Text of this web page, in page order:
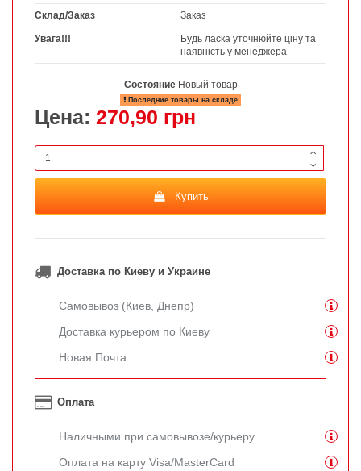
Склад/Заказ Заказ
Увага!!!
Будь ласка уточнюйте ціну та
наявність у менеджера
Состояние Новый товар
Последние товары на складе
Цена: 270,90 грн
Купить
Доставка по Киеву и Украине
Самовывоз (Киев, Днепр)
Доставка курьером по Киеву
Новая Почта
Оплата
Наличными при самовывозе/курьеру
Оплата на карту Visa/MasterCard